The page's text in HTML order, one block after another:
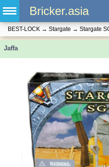
Bricker.asia
BEST-LOCK → Stargate → Stargate
Jaffa